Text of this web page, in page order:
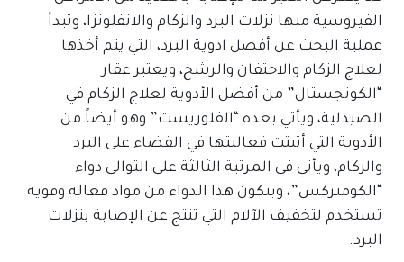
الفيروسية منها نزلات البرد والزكام والانفلونزا، وتبدأ
عملية البحث عن أفضل ادوية البرد، التي يتم أخذها
لعلاج الزكام والاحتفان والرشح، ويعتبر عقار
“الكونجستال” من أفضل الأدوية لعلاج الزكام في
الصيدلية، ويأتي بعده “الفلوريست” وهو أيضاً من
الأدوية التي أثبتت فعاليتها في القضاء على البرد
والزكام، ويأتي في المرتبة الثالثة على التوالي دواء
“الكومتركس”، ويتكون هذا الدواء من مواد فعالة وقوية
تستخدم لتخفيف الآلام التي تنتج عن الإصابة بنزلات
البرد.